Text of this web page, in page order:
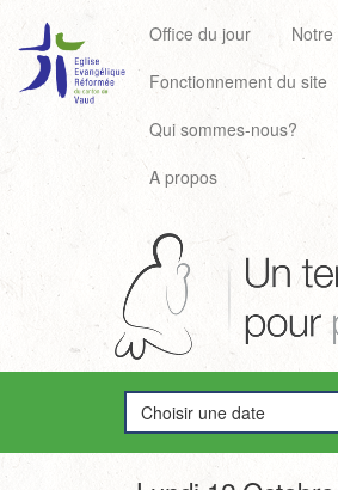
Office du jour
Fonctionnement du site
Qui sommes-nous?
A propos
Choisir une date